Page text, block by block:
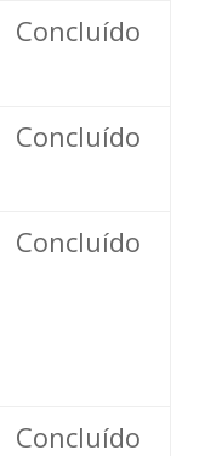
Concluído
Concluído
Concluído
Concluído